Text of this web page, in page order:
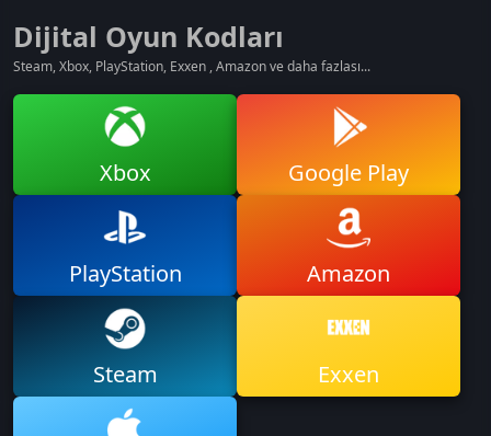
Dijital Oyun Kodları
Steam, Xbox, PlayStation, Exxen , Amazon ve daha fazlası...
Xbox Google Play
PlayStation Amazon
Steam Exxen